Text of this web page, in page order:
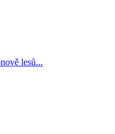
lesů...